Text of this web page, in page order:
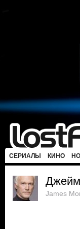
СЕРИАЛЫ КИНО
James